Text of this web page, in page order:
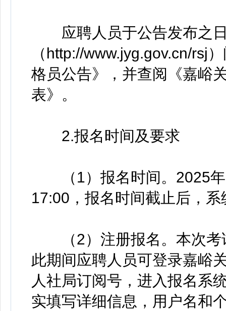
应聘人员于公告发布之日
（http://www.jyg.gov.cn/rsj
格员公告》，并查阅《嘉峪
表》。
2.报名时间及要求
（1）报名时间。2025年
17:00，报名时间截止后，
（2）注册报名。本次考
此期间应聘人员可登录嘉峪
人社局订阅号，进入报名系
实填写详细信息，用户名和